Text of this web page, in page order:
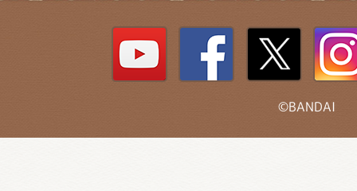
©BANDAI